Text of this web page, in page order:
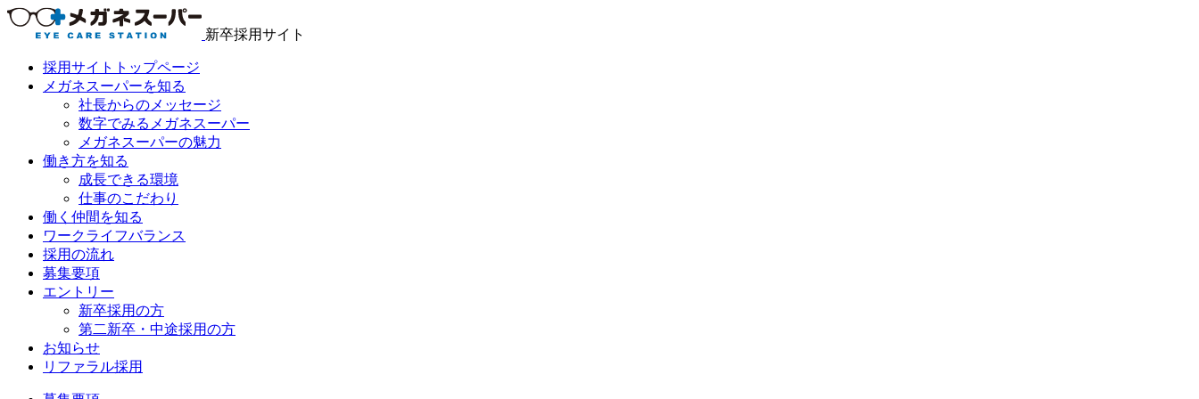
新卒採用サイト
採用サイトトップページ
メガネスーパーを知る
社長からのメッセージ
数字でみるメガネスーパー
メガネスーパーの魅力
働き方を知る
成長できる環境
仕事のこだわり
働く仲間を知る
ワークライフバランス
採用の流れ
募集要項
エントリー
新卒採用の方
第二新卒・中途採用の方
お知らせ
リファラル採用